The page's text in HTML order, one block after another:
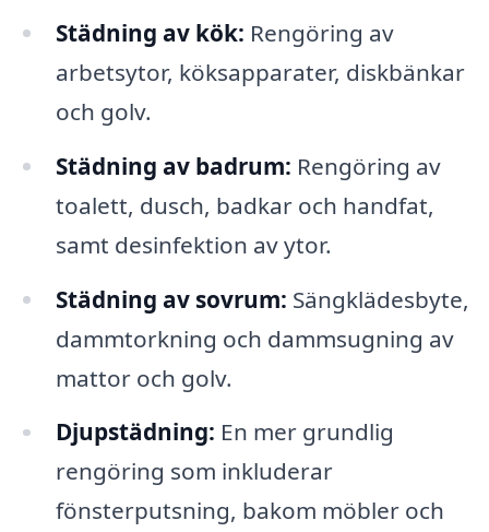
Städning av kök: Rengöring av
arbetsytor, köksapparater, diskbänkar
och golv.
Städning av badrum: Rengöring av
toalett, dusch, badkar och handfat,
samt desinfektion av ytor.
Städning av sovrum: Sängklädesbyte,
dammtorkning och dammsugning av
mattor och golv.
Djupstädning: En mer grundlig
rengöring som inkluderar
fönsterputsning, bakom möbler och